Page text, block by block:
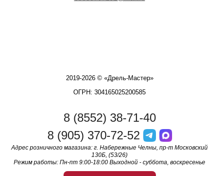
2019-2026 © «Дрель-Мастер»
ОГРН: 304165025200585
8 (8552) 38-71-40
8 (905) 370-72-52
Адрес розничного магазина: г. Набережные Челны, пр-т Московский
130Б, (53/26)
Режим работы: Пн-пт 9:00-18:00 Выходной - суббота, воскресенье